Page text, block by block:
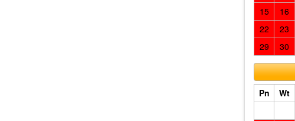
15
16
22
23
29
30
Pn
Wt